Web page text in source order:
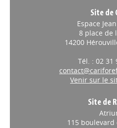
Site de
Espace
8 place de
14200
Tél. : 02 31
Venir sur le
Site de
115 boulevard